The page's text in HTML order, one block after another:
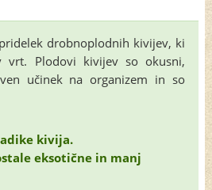
drobnoplodnih kivijev, ki
vrt. Plodovi kivijev so okusni,
učinek na organizem in so
kivija.
eksotične in manj